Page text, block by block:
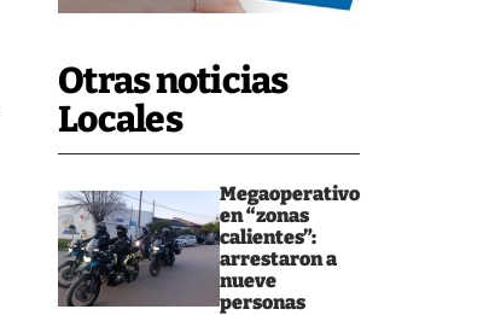
Otras noticias
Locales
Megaoperativo
en “zonas
calientes”:
arrestaron a
nueve
personas